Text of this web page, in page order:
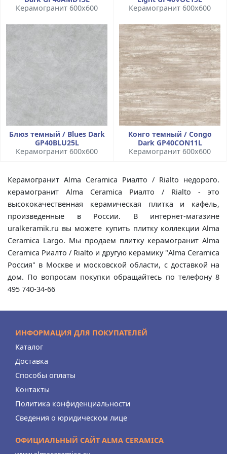
Керамогранит 600x600
Керамогранит 600x600
Блюз темный / Blues Dark
GP40BLU25L
Керамогранит 600x600
Конго темный / Congo
Dark GP40CON11L
Керамогранит 600x600
Керамогранит Alma Ceramica Риалто / Rialto недорого.
керамогранит Alma Ceramica Риалто / Rialto - это
высококачественная керамическая плитка и кафель,
произведенные в России. В интернет-магазине
uralkeramik.ru вы можете купить плитку коллекции Alma
Ceramica Largo. Мы продаем плитку керамогранит Alma
Ceramica Риалто / Rialto и другую керамику "Alma Ceramica
Россия" в Москве и московской области, с доставкой на
дом. По вопросам покупки обращайтесь по телефону 8
495 740-34-66
ИНФОРМАЦИЯ ДЛЯ ПОКУПАТЕЛЕЙ
Каталог
Доставка
Способы оплаты
Контакты
Политика конфиденциальности
Сведения о юридическом лице
ОФИЦИАЛЬНЫЙ САЙТ ALMA CERAMICA